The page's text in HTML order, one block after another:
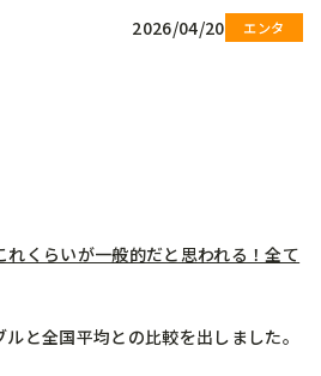
2026/04/20
くらいが一般的だと思われる！全て
と全国平均との比較を出しました。